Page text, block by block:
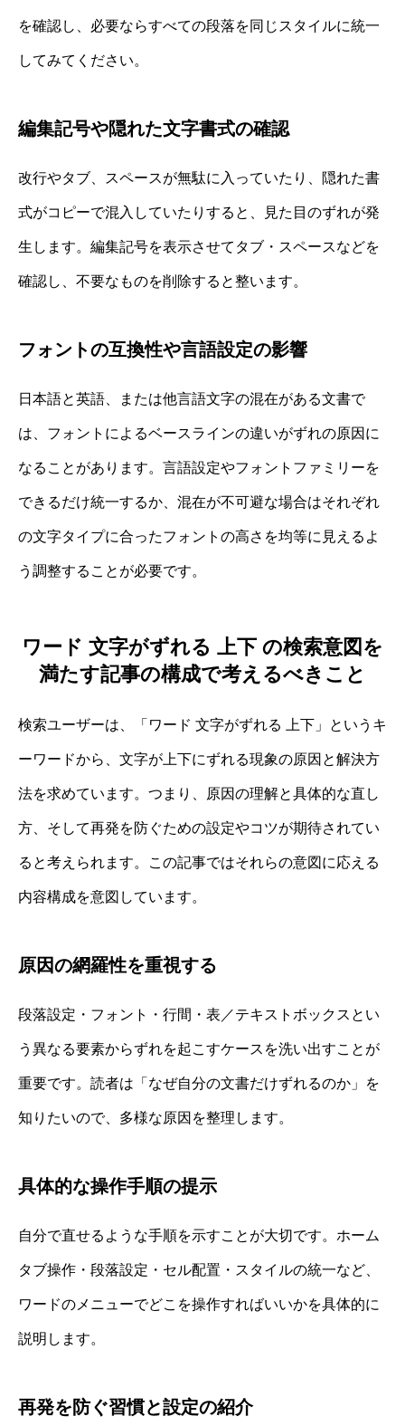
を確認し、必要ならすべての段落を同じスタイルに統一
してみてください。
編集記号や隠れた文字書式の確認
改行やタブ、スペースが無駄に入っていたり、隠れた書
式がコピーで混入していたりすると、見た目のずれが発
生します。編集記号を表示させてタブ・スペースなどを
確認し、不要なものを削除すると整います。
フォントの互換性や言語設定の影響
日本語と英語、または他言語文字の混在がある文書で
は、フォントによるベースラインの違いがずれの原因に
なることがあります。言語設定やフォントファミリーを
できるだけ統一するか、混在が不可避な場合はそれぞれ
の文字タイプに合ったフォントの高さを均等に見えるよ
う調整することが必要です。
ワード 文字がずれる 上下 の検索意図を
満たす記事の構成で考えるべきこと
検索ユーザーは、「ワード 文字がずれる 上下」というキ
ーワードから、文字が上下にずれる現象の原因と解決方
法を求めています。つまり、原因の理解と具体的な直し
方、そして再発を防ぐための設定やコツが期待されてい
ると考えられます。この記事ではそれらの意図に応える
内容構成を意図しています。
原因の網羅性を重視する
段落設定・フォント・行間・表／テキストボックスとい
う異なる要素からずれを起こすケースを洗い出すことが
重要です。読者は「なぜ自分の文書だけずれるのか」を
知りたいので、多様な原因を整理します。
具体的な操作手順の提示
自分で直せるような手順を示すことが大切です。ホーム
タブ操作・段落設定・セル配置・スタイルの統一など、
ワードのメニューでどこを操作すればいいかを具体的に
説明します。
再発を防ぐ習慣と設定の紹介